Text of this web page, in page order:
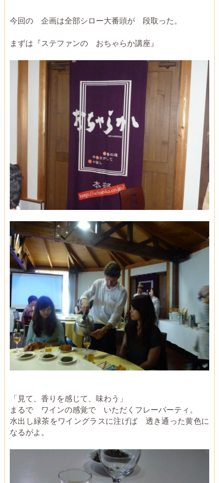
今回の 企画は全部シロー大番頭が 段取った。
まずは『ステファンの おちゃらか講座』
「見て、香りを感じて、味わう」
まるで ワインの感覚で いただくフレーバーティ。
水出し緑茶をワイングラスに注げば 透き通った黄色に
なるがよ。